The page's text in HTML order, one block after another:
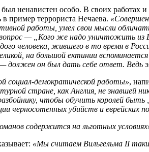
ненавистен особо. В своих работах
пример террориста Нечаева.
работы, умел свои мысли
вопрос — „Кого же надо уничтожить
человека, жившего в то время в
на большой ектинии
он был дать себе ответ. Ведь
социал-демократической работы»,
стране, как Англия, не знавшей
чтобы обучить королей
черносотенных убийств и еврейских
содержится на льготных
«Мы считаем Вильгельма II